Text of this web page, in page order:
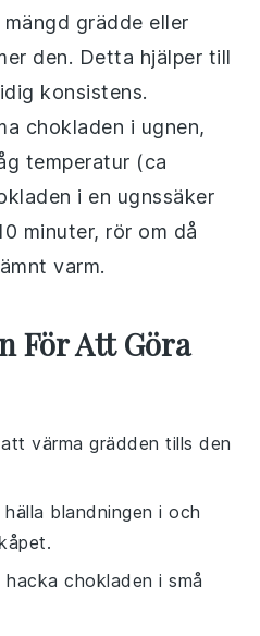
grädde eller
den. Detta hjälper till
konsistens.
chokladen i ugnen,
temperatur (ca
i en ugnssäker
minuter, rör om då
varm.
För Att Göra
värma grädden tills den
blandningen i och
chokladen i små